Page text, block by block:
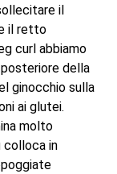
il
il retto
curl abbiamo
della
ginocchio sulla
ai glutei.
molto
colloca in